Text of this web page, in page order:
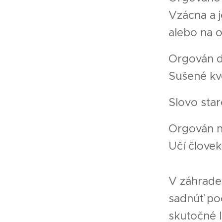
Vzácna a
alebo na
Orgován
Sušené
Slovo
Orgován
Učí
V
sadnúť
skutočné